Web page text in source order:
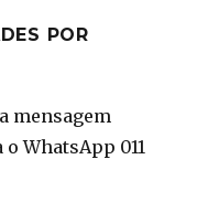
POR
mensagem
o WhatsApp 011